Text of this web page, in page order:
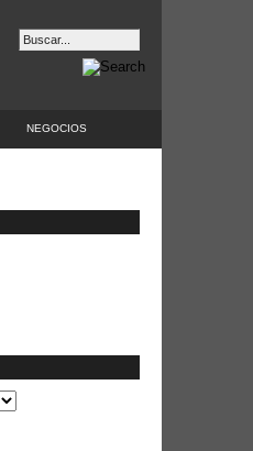
NEGOCIOS